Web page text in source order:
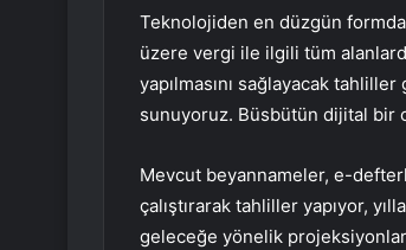
Teknolojiden en düzgün formda
üzere vergi ile ilgili tüm
yapılmasını sağlayacak
sunuyoruz. Büsbütün dijital bir
Mevcut beyannameler, e-
çalıştırarak tahliller yapıyor,
geleceğe yönelik